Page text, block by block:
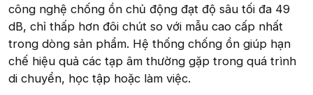
công nghệ chống ồn chủ động đạt độ sâu tối đa 49
dB, chỉ thấp hơn đôi chút so với mẫu cao cấp nhất
trong dòng sản phẩm. Hệ thống chống ồn giúp hạn
chế hiệu quả các tạp âm thường gặp trong quá trình
di chuyển, học tập hoặc làm việc.